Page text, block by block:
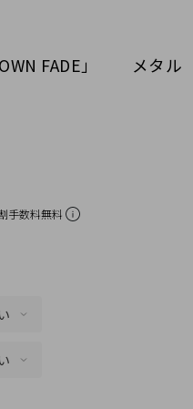
FADE」 メタル
手数料無料